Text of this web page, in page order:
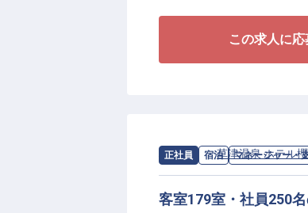
全室オーシャンビューの
開放感のある展望温泉や
1998年の設立から、不
み上げてきた「株式会社
高水準の労働条件を提供
この求人に応
正社員 宿泊 マネージャー・
求人情報：草津温泉 ホテル
客室179室・社員250